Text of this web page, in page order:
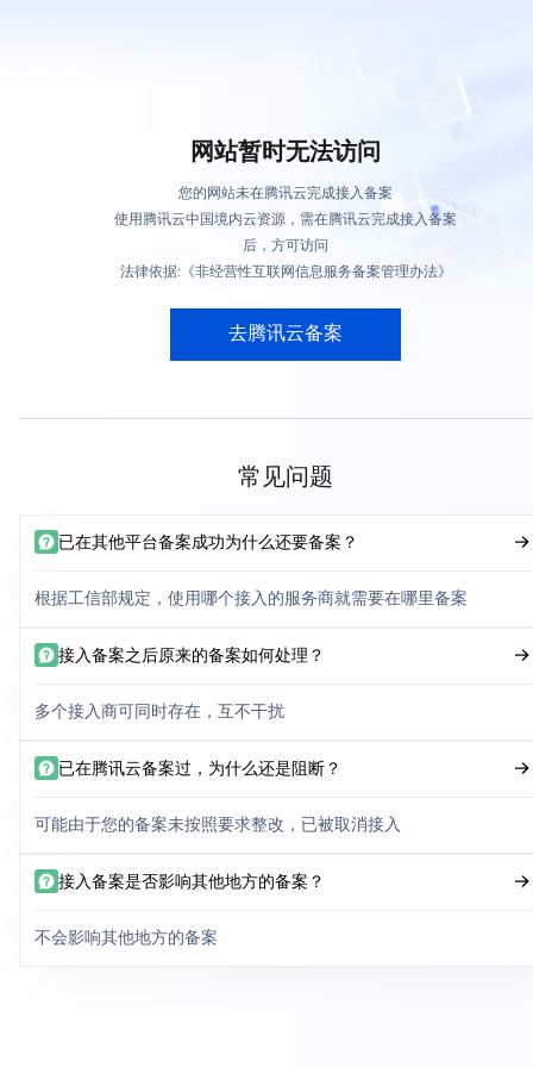
网站暂时无法访问
您的网站未在腾讯云完成接入备案
使用腾讯云中国境内云资源，需在腾讯云完成接入备案
后，方可访问
法律依据:《非经营性互联网信息服务备案管理办法》
去腾讯云备案
常见问题
已在其他平台备案成功为什么还要备案？
根据工信部规定，使用哪个接入的服务商就需要在哪里备案
接入备案之后原来的备案如何处理？
多个接入商可同时存在，互不干扰
已在腾讯云备案过，为什么还是阻断？
可能由于您的备案未按照要求整改，已被取消接入
接入备案是否影响其他地方的备案？
不会影响其他地方的备案